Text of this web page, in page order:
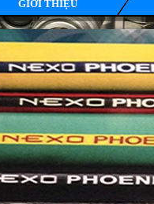
GIỚI THIỆU